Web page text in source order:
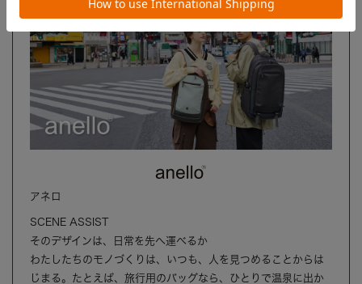
アネロ
SCENE ASSIST
そのデザインは、日常を先へ運べるか
わたしたちのモノづくりは、いつも、人を見つめることからは
じまる。たとえば、旅行用のバッグなら、ひとりで温泉に出か